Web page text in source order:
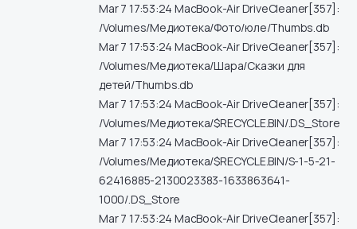
Mar 7 17:53:24 MacBook-Air DriveCleaner[357]:
/Volumes/Медиотека/Фото/юле/Thumbs.db
Mar 7 17:53:24 MacBook-Air DriveCleaner[357]:
/Volumes/Медиотека/Шара/Сказки для
детей/Thumbs.db
Mar 7 17:53:24 MacBook-Air DriveCleaner[357]:
/Volumes/Медиотека/$RECYCLE.BIN/.DS_Store
Mar 7 17:53:24 MacBook-Air DriveCleaner[357]:
/Volumes/Медиотека/$RECYCLE.BIN/S-1-5-21-
62416885-2130023383-1633863641-
1000/.DS_Store
Mar 7 17:53:24 MacBook-Air DriveCleaner[357]: